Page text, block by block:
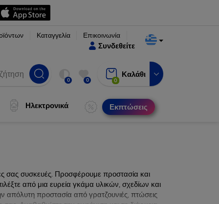
Καταγγελία Επικοινωνία
Συνδεθείτε
0 0 0
Καλάθι
Ηλεκτρονικά Εκπτώσεις
σας συσκευές. Προσφέρουμε προστασία και
από μια ευρεία γκάμα υλικών, σχεδίων και
απόλυτη προστασία από γρατζουνιές, πτώσεις